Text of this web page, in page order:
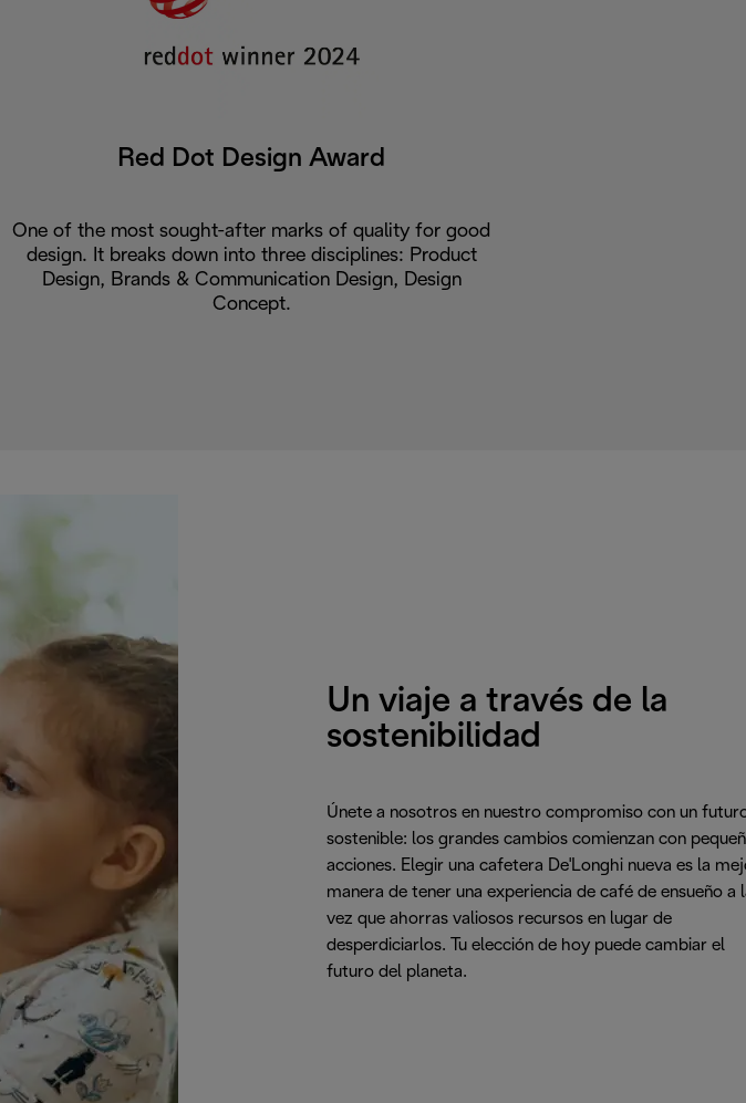
Red Dot Design Award
One of the most sought-after marks of quality for good
design. It breaks down into three disciplines: Product
Design, Brands & Communication Design, Design
Concept.
Un viaje a través de la
sostenibilidad
Únete a nosotros en nuestro compromiso con un
sostenible: los grandes cambios comienzan con
acciones. Elegir una cafetera De'Longhi nueva es la
manera de tener una experiencia de café de ensueño a
vez que ahorras valiosos recursos en lugar de
desperdiciarlos. Tu elección de hoy puede cambiar el
futuro del planeta.